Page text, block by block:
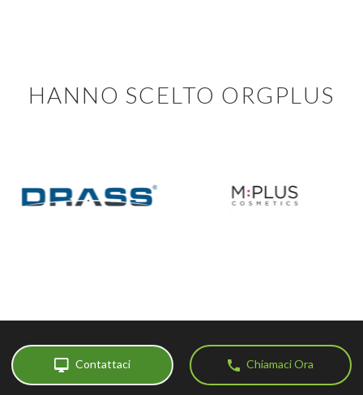
HANNO SCELTO ORGPLUS
Contattaci Chiamaci Ora